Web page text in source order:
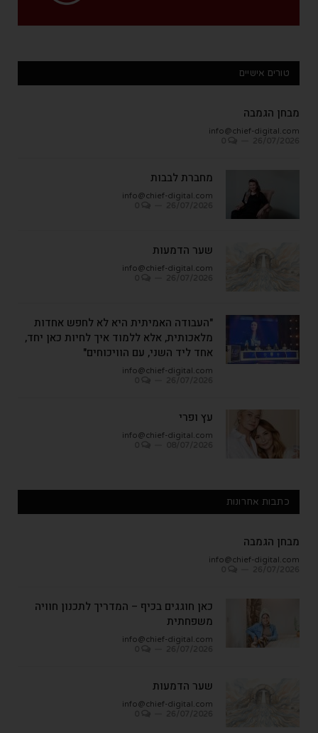
טורים אישיים
מבחן הגמבה
info@chief-digital.com
מחברת לבבות
info@chief-digital.com
שער הדמעות
info@chief-digital.com
"העבודה האמיתית היא לא לחפש אחדות
מלאכותית, אלא ללמוד איך לחיות כאן יחד,
אחד ליד השני, עם הוויכוחים"
info@chief-digital.com
עץ ופרי
info@chief-digital.com
כתבות אחרונות
מבחן הגמבה
info@chief-digital.com
כאן חוגגים בכיף – המדריך לתכנון חוויה
משפחתית
info@chief-digital.com
שער הדמעות
info@chief-digital.com